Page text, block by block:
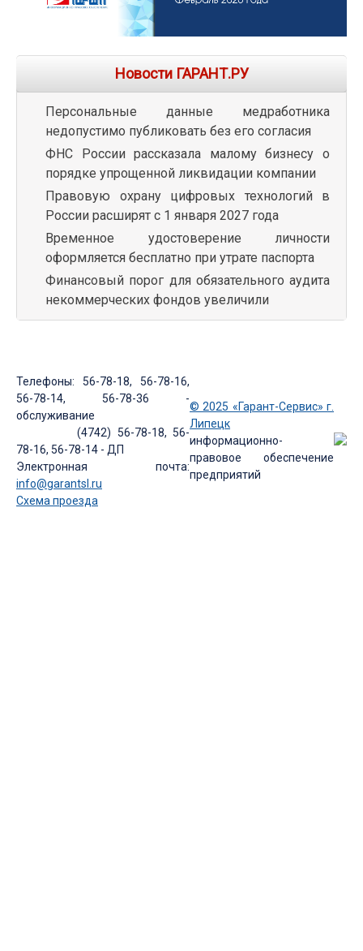
Новости ГАРАНТ.РУ
Персональные данные медработника
недопустимо публиковать без его согласия
ФНС России рассказала малому бизнесу о
порядке упрощенной ликвидации компании
Правовую охрану цифровых технологий в
России расширят с 1 января 2027 года
Временное удостоверение личности
оформляется бесплатно при утрате паспорта
Финансовый порог для обязательного аудита
некоммерческих фондов увеличили
Телефоны: 56-78-18, 56-78-16,
56-78-14, 56-78-36 -
обслуживание
(4742) 56-78-18, 56-
78-16, 56-78-14 - ДП
Электронная почта:
info@garantsl.ru
Схема проезда
© 2025 «Гарант-Сервис» г.
Липецк
информационно-
правовое обеспечение
предприятий